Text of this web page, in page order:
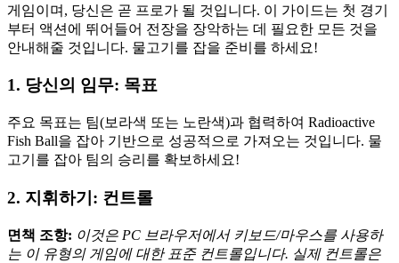
게임이며, 당신은 곧 프로가 될 것입니다. 이 가이드는 첫 경기
부터 액션에 뛰어들어 전장을 장악하는 데 필요한 모든 것을
안내해줄 것입니다. 물고기를 잡을 준비를 하세요!
1. 당신의 임무: 목표
주요 목표는 팀(보라색 또는 노란색)과 협력하여 Radioactive
Fish Ball을 잡아 기반으로 성공적으로 가져오는 것입니다. 물
고기를 잡아 팀의 승리를 확보하세요!
2. 지휘하기: 컨트롤
면책 조항: 이것은 PC 브라우저에서 키보드/마우스를 사용하
는 이 유형의 게임에 대한 표준 컨트롤입니다. 실제 컨트롤은